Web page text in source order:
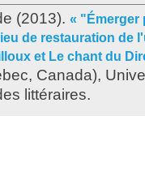
(2013). « "Émerger
de restauration de
et Le chant du
Canada),
littéraires.